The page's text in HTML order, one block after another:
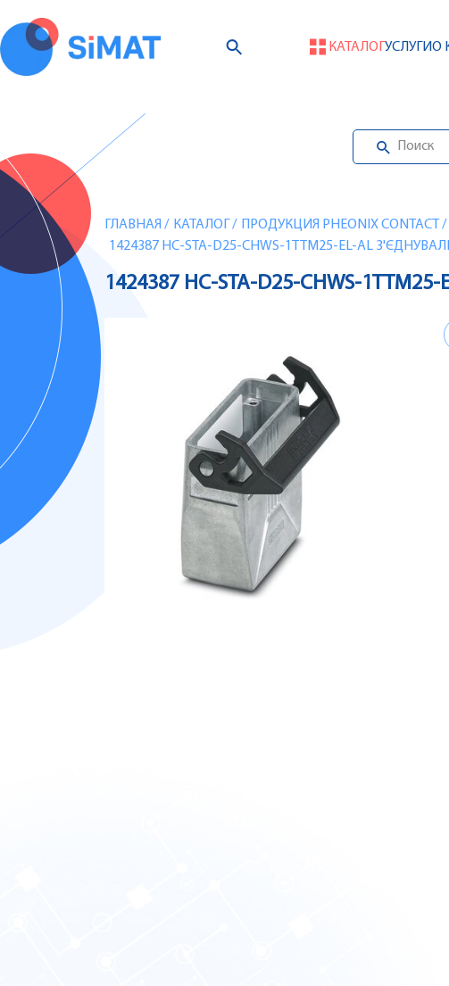
КАТАЛОГУСЛУГИО
ГЛАВНАЯ / КАТАЛОГ / ПРОДУКЦИЯ PHEONIX CONTACT /
1424387 HC-STA-D25-CHWS-1TTM25-EL-AL
1424387 HC-STA-D25-CHWS-